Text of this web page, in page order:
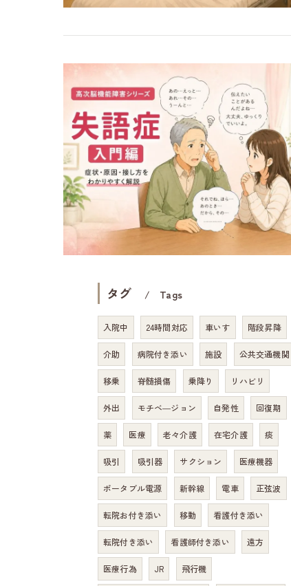
タグ Tags
入院中 24時間対応 車いす 階段昇降
介助 病院付き添い 施設 公共交通機関
移乗 脊髄損傷 乗降り リハビリ
外出 モチベ―ジョン 自発性 回復期
薬 医療 老々介護 在宅介護 痰
吸引 吸引器 サクション 医療機器
ポータブル電源 新幹線 電車 正弦波
転院お付き添い 移動 看護付き添い
転院付き添い 看護師付き添い 遠方
医療行為 JR 飛行機